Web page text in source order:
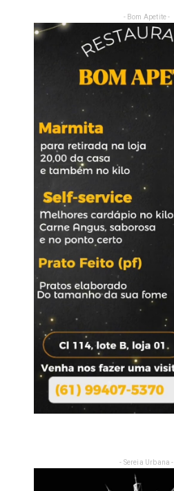
- Bom Apetite -
- Sereia Urbana -